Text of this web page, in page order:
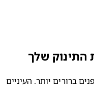
השבוע העובר שלך מתחיל לפתח תווי פנים ברורים יותר. העיניים